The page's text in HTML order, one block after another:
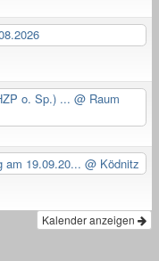
o. Sp.) ...@ Raum
am 19.09.20...@ Ködnitz
Kalender anzeigen